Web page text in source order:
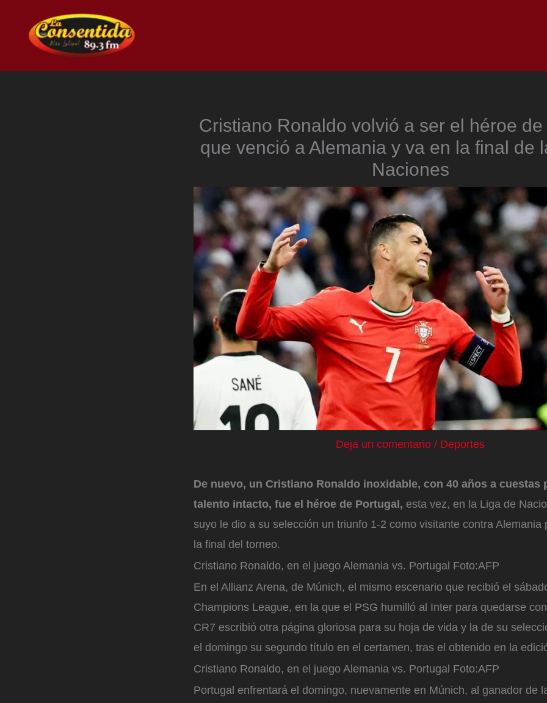
contenido
Cristiano Ronaldo volvió a ser el héroe de
que venció a Alemania y va en la final de
Naciones
Deja un comentario / Deportes
De nuevo, un Cristiano Ronaldo inoxidable, con 40 años a cuestas
talento intacto, fue el héroe de Portugal, esta vez, en la Liga de
suyo le dio a su selección un triunfo 1-2 como visitante contra Alemania
la final del torneo.
Cristiano Ronaldo, en el juego Alemania vs. Portugal Foto:AFP
En el Allianz Arena, de Múnich, el mismo escenario que recibió el
Champions League, en la que el PSG humilló al Inter para quedarse
CR7 escribió otra página gloriosa para su hoja de vida y la de su
el domingo su segundo título en el certamen, tras el obtenido en la
Cristiano Ronaldo, en el juego Alemania vs. Portugal Foto:AFP
Portugal enfrentará el domingo, nuevamente en Múnich, al ganador de